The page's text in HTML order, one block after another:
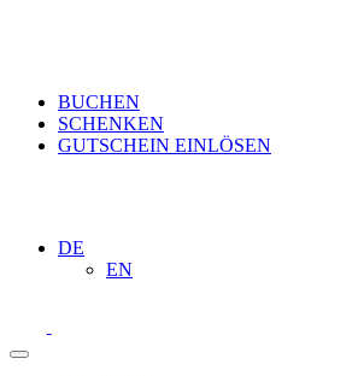
BUCHEN
SCHENKEN
GUTSCHEIN EINLÖSEN
DE
EN